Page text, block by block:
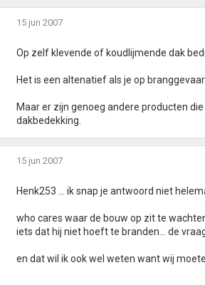
15 jun 2007
Op zelf klevende of koudlijmende dak
Het is een altenatief als je op
Maar er zijn genoeg andere producten
dakbedekking.
15 jun 2007
Henk253 ... ik snap je antwoord niet
who cares waar de bouw op zit te
iets dat hij niet hoeft te branden... de
en dat wil ik ook wel weten want wij